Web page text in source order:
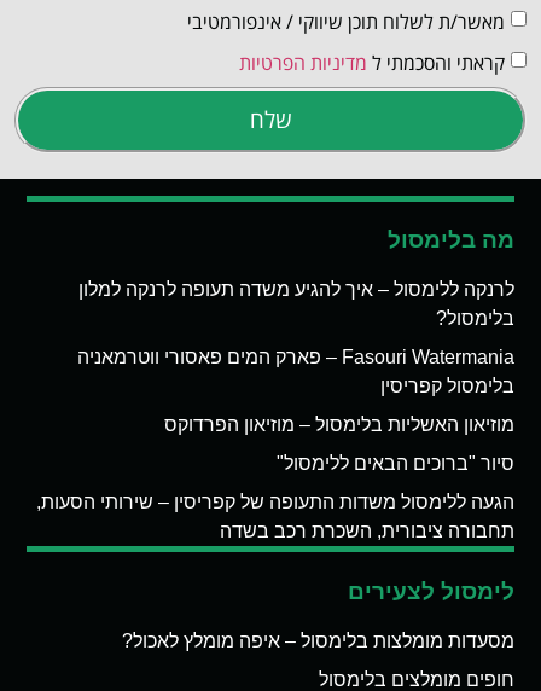
מאשר/ת לשלוח תוכן שיווקי / אינפורמטיבי
קראתי והסכמתי ל מדיניות הפרטיות
שלח
מה בלימסול
לרנקה ללימסול – איך להגיע משדה תעופה לרנקה למלון
בלימסול?
Fasouri Watermania – פארק המים פאסורי ווטרמאניה
בלימסול קפריסין
מוזיאון האשליות בלימסול – מוזיאון הפרדוקס
סיור "ברוכים הבאים ללימסול"
הגעה ללימסול משדות התעופה של קפריסין – שירותי הסעות,
תחבורה ציבורית, השכרת רכב בשדה
לימסול לצעירים
מסעדות מומלצות בלימסול – איפה מומלץ לאכול?
חופים מומלצים בלימסול